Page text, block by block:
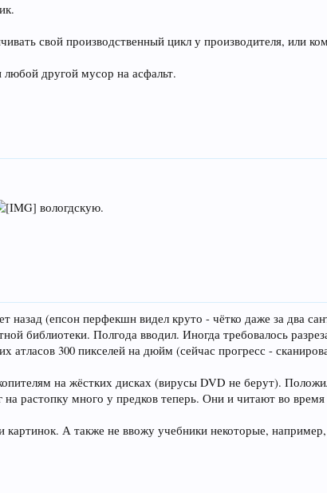
свой производственный цикл у производителя, или
другой мусор на асфальт.
вологдскую.
назад (епсон перфекшн видел круто - чётко даже за два
библиотеки. Полгода вводил. Иногда требовалось
атласов 300 пикселей на дюйм (сейчас прогресс -
на жёстких дисках (вирусы DVD не берут).
растопку много у предков теперь. Они и читают во время
А также не ввожу учебники некоторые,